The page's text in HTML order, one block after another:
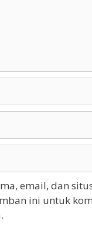
email, dan
ini untuk